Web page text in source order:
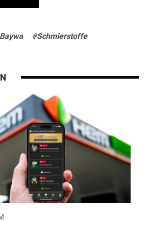
#Schmierstoffe